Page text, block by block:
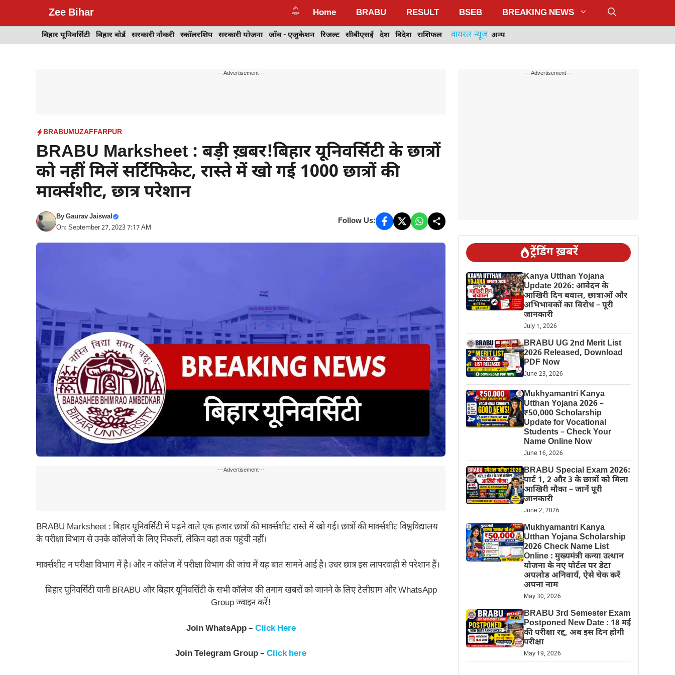
Zee Bihar Home BRABU RESULT BSEB BREAKING NEWS
बिहार यूनिवर्सिटी बिहार बोर्ड सरकारी नौकरी स्कॉलरशिप सरकारी योजना जॉब - एजुकेशन रिजल्ट सीबीएसई देश विदेश राशिफल वायरल न्यूज़ अन्य
---Advertisement---
BRABUMUZAFFARPUR
BRABU Marksheet : बड़ी ख़बर!बिहार यूनिवर्सिटी के छात्रों
को नहीं मिलें सर्टिफिकेट, रास्ते में खो गई 1000 छात्रों की
मार्क्सशीट, छात्र परेशान
ByGaurav Jaiswal
On: September 27, 2023 7:17 AM
Follow Us:
---Advertisement---
BRABU Marksheet : बिहार यूनिवर्सिटी में पढ़ने वाले एक हजार छात्रों की मार्क्सशीट रास्ते में खो गई। छात्रों की मार्क्सशीट विश्वविद्यालय
के परीक्षा विभाग से उनके कॉलेजों के लिए निकलीं, लेकिन वहां तक पहुंची नहीं।
मार्क्सशीट न परीक्षा विभाग में है। और न कॉलेज में परीक्षा विभाग की जांच में यह बात सामने आई है। उधर छात्र इस लापरवाही से परेशान हैं।
बिहार यूनिवर्सिटी यानी BRABU और बिहार यूनिवर्सिटी के सभी कॉलेज की तमाम खबरों को जानने के लिए टेलीग्राम और WhatsApp
Group ज्वाइन करें!
Join WhatsApp – Click Here
Join Telegram Group – Click here
---Advertisement---
ट्रेंडिंग ख़बरें
Kanya Utthan Yojana
Update 2026: आवेदन के
आखिरी दिन बवाल, छात्राओं और
अभिभावकों का विरोध – पूरी
जानकारी
July 1, 2026
BRABU UG 2nd Merit List
2026 Released, Download
PDF Now
June 23, 2026
Mukhyamantri Kanya
Utthan Yojana 2026 –
₹50,000 Scholarship
Update for Vocational
Students – Check Your
Name Online Now
June 16, 2026
BRABU Special Exam 2026:
पार्ट 1, 2 और 3 के छात्रों को मिला
आखिरी मौका – जानें पूरी
जानकारी
June 2, 2026
Mukhyamantri Kanya
Utthan Yojana Scholarship
2026 Check Name List
Online : मुख्यमंत्री कन्या उत्थान
योजना के नए पोर्टल पर डेटा
अपलोड अनिवार्य, ऐसे चेक करें
अपना नाम
May 30, 2026
BRABU 3rd Semester Exam
Postponed New Date : 18 मई
की परीक्षा रद्द, अब इस दिन होगी
परीक्षा
May 19, 2026